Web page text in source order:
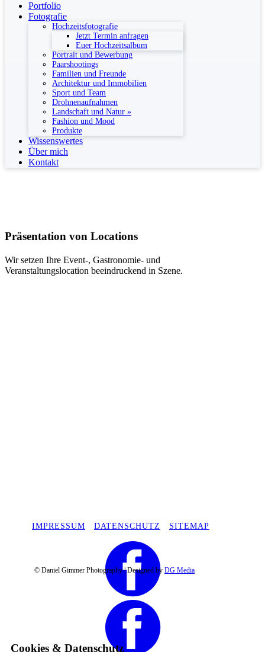
Portfolio
Fotografie
Hochzeitsfotografie
Jetzt Termin anfragen
Euer Hochzeitsalbum
Portrait und Bewerbung
Paarshootings
Familien und Freunde
Architektur und Immobilien
Sport und Team
Drohnenaufnahmen
Landschaft und Natur »
Fashion und Mood
Produkte
Wissenswertes
Über mich
Kontakt
Präsentation von Locations
Wir setzen Ihre Event-, Gastronomie- und
Veranstaltungslocation beeindruckend in Szene.
IMPRESSUM DATENSCHUTZ SITEMAP
© Daniel Gimmer Photography | Desi​gned by DG Media
Cookies & Datenschutz